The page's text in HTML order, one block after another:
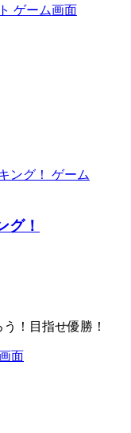
グ！
！目指せ優勝！